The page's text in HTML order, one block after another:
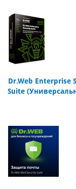
Dr.Web Enterprise
Suite